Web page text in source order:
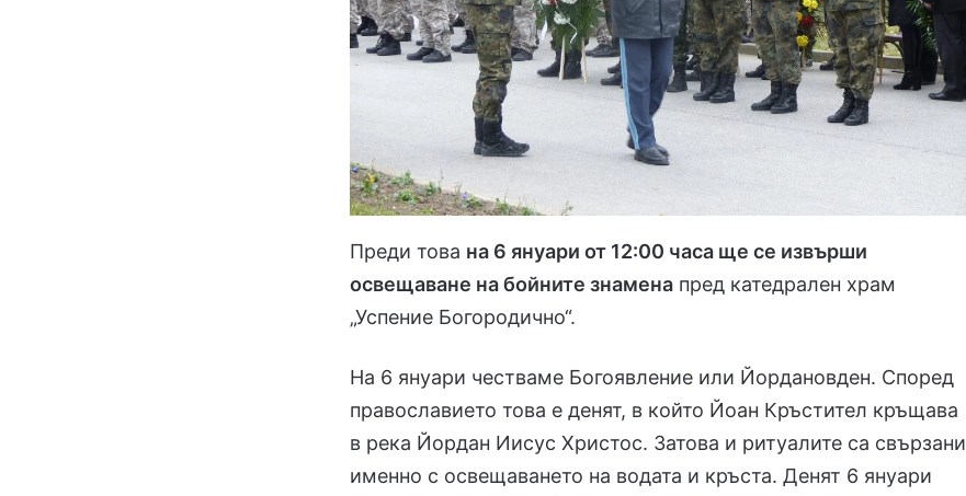
Преди това на 6 януари от 12:00 часа ще се извърши
освещаване на бойните знамена пред катедрален храм
„Успение Богородично“.
На 6 януари честваме Богоявление или Йордановден. Според
православието това е денят, в който Йоан Кръстител кръщава
в река Йордан Иисус Христос. Затова и ритуалите са свързани
именно с освещаването на водата и кръста. Денят 6 януари